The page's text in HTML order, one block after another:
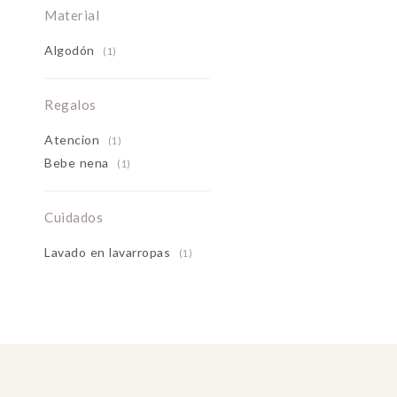
Material
Algodón (1)
Regalos
Atencion (1)
Bebe nena (1)
Cuidados
Lavado en lavarropas (1)